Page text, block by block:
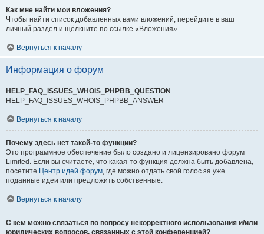
Как мне найти мои вложения?
Чтобы найти список добавленных вами вложений, перейдите в ваш
личный раздел и щёлкните по ссылке «Вложения».
Вернуться к началу
Информация о форум
HELP_FAQ_ISSUES_WHOIS_PHPBB_QUESTION
HELP_FAQ_ISSUES_WHOIS_PHPBB_ANSWER
Вернуться к началу
Почему здесь нет такой-то функции?
Это программное обеспечение было создано и лицензировано форум
Limited. Если вы считаете, что какая-то функция должна быть добавлена,
посетите Центр идей форум, где можно отдать свой голос за уже
поданные идеи или предложить собственные.
Вернуться к началу
С кем можно связаться по вопросу некорректного использования и/или
юридических вопросов, связанных с этой конференцией?